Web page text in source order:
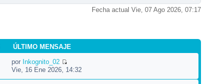
Fecha actual Vie, 07 Ago 2026, 07:17
ÚLTIMO MENSAJE
por Inkognito_02
Vie, 16 Ene 2026, 14:32